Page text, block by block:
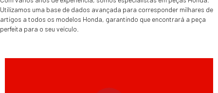
Utilizamos uma base de dados avançada para corresponder milhares de
artigos a todos os modelos Honda, garantindo que encontrará a peça
perfeita para o seu veículo.